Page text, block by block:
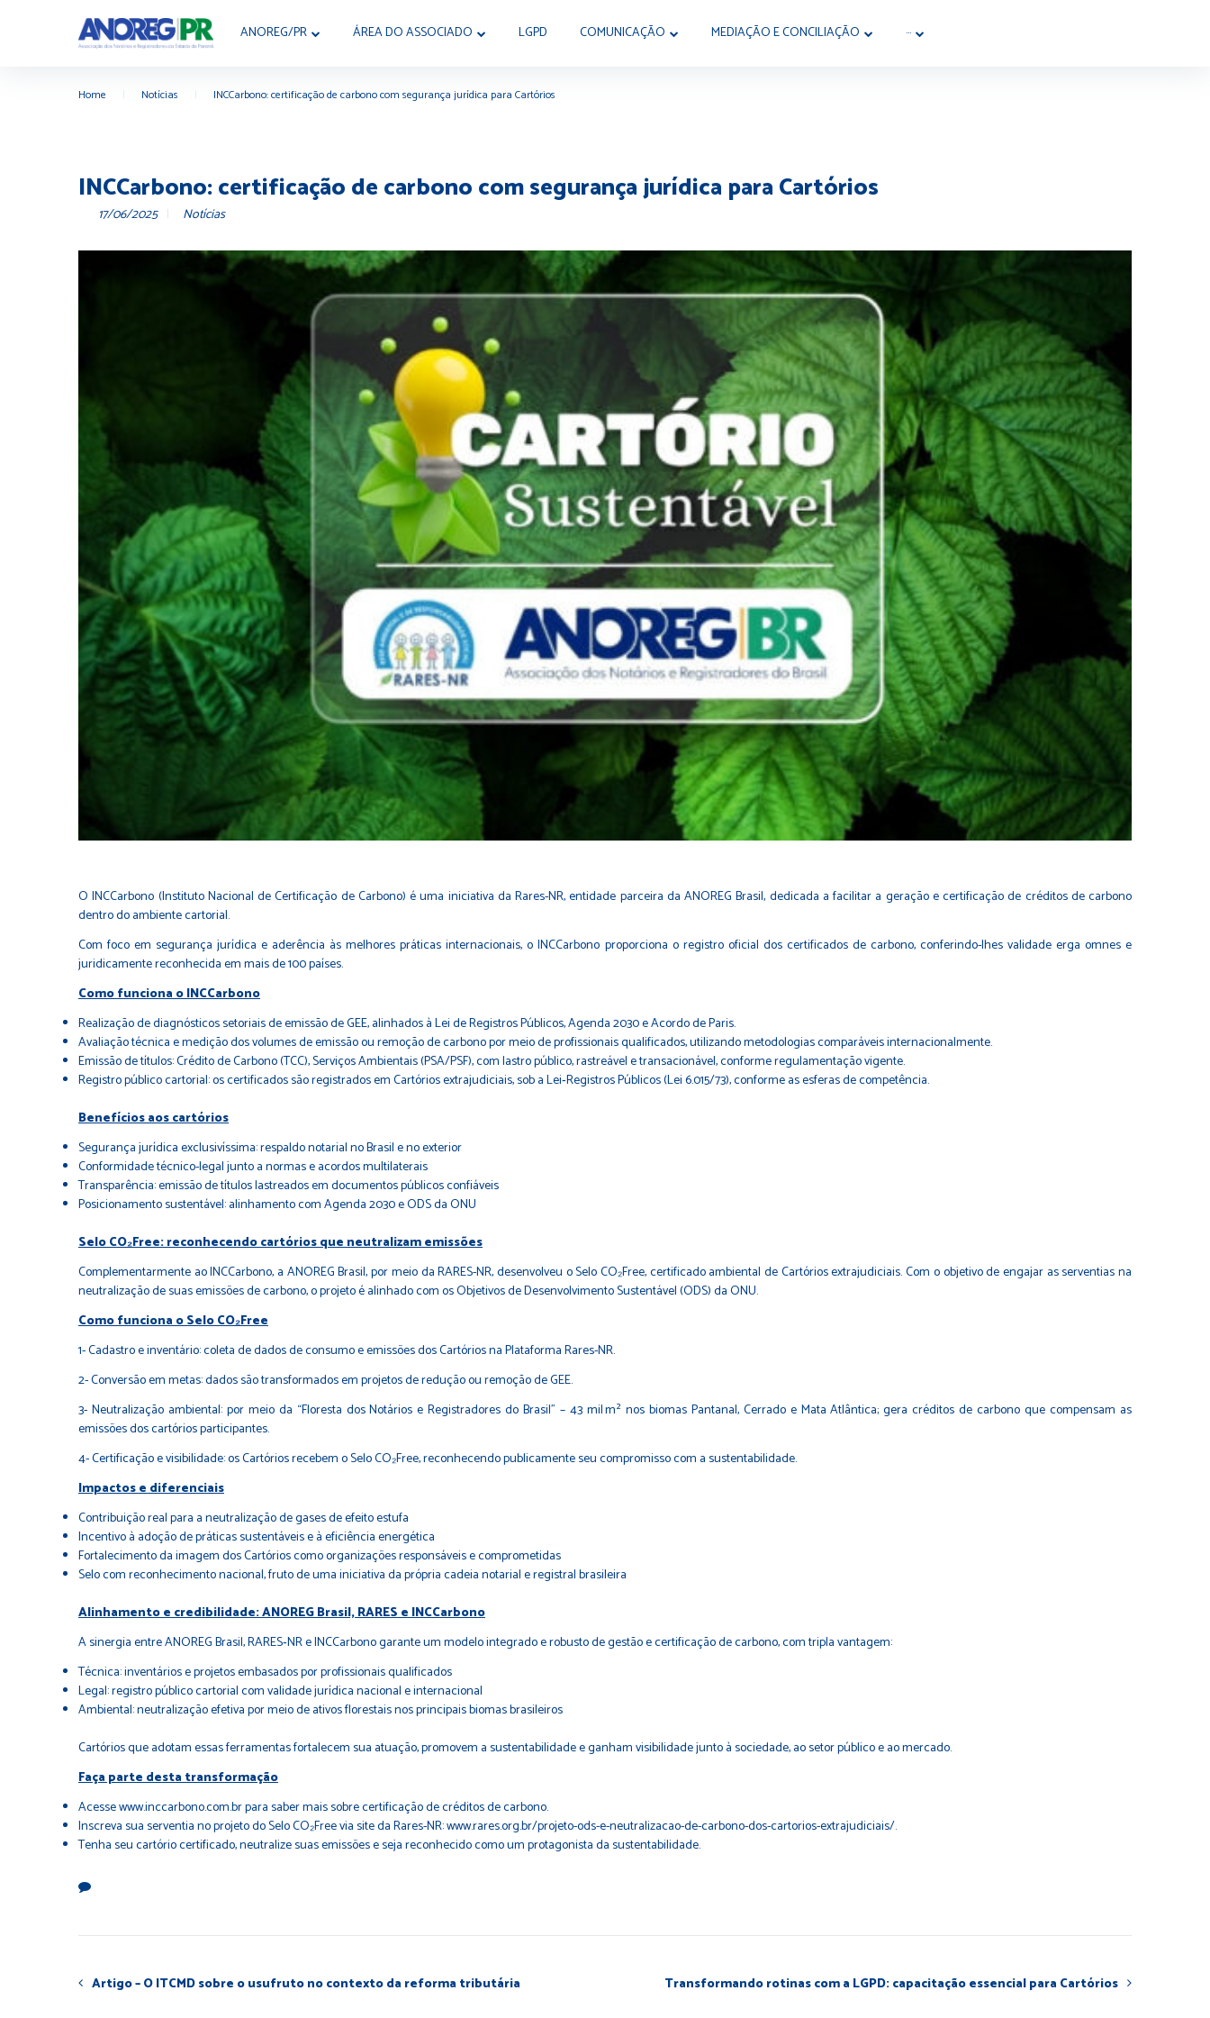
ANOREG/PR ÁREA DO ASSOCIADO LGPD COMUNICAÇÃO MEDIAÇÃO E CONCILIAÇÃO ···
Home Notícias INCCarbono: certificação de carbono com segurança jurídica para Cartórios
INCCarbono: certificação de carbono com segurança jurídica para Cartórios
17/06/2025 Notícias
O INCCarbono (Instituto Nacional de Certificação de Carbono) é uma iniciativa da Rares-NR, entidade parceira da ANOREG Brasil, dedicada a facilitar a geração e certificação de créditos de carbono
dentro do ambiente cartorial.
Com foco em segurança jurídica e aderência às melhores práticas internacionais, o INCCarbono proporciona o registro oficial dos certificados de carbono, conferindo-lhes validade erga omnes e
juridicamente reconhecida em mais de 100 países.
Como funciona o INCCarbono
Realização de diagnósticos setoriais de emissão de GEE, alinhados à Lei de Registros Públicos, Agenda 2030 e Acordo de Paris.
Avaliação técnica e medição dos volumes de emissão ou remoção de carbono por meio de profissionais qualificados, utilizando metodologias comparáveis internacionalmente.
Emissão de títulos: Crédito de Carbono (TCC), Serviços Ambientais (PSA/PSF), com lastro público, rastreável e transacionável, conforme regulamentação vigente.
Registro público cartorial: os certificados são registrados em Cartórios extrajudiciais, sob a Lei‑Registros Públicos (Lei 6.015/73), conforme as esferas de competência.
Benefícios aos cartórios
Segurança jurídica exclusivíssima: respaldo notarial no Brasil e no exterior
Conformidade técnico-legal junto a normas e acordos multilaterais
Transparência: emissão de títulos lastreados em documentos públicos confiáveis
Posicionamento sustentável: alinhamento com Agenda 2030 e ODS da ONU
Selo CO₂Free: reconhecendo cartórios que neutralizam emissões
Complementarmente ao INCCarbono, a ANOREG Brasil, por meio da RARES-NR, desenvolveu o Selo CO₂Free, certificado ambiental de Cartórios extrajudiciais. Com o objetivo de engajar as serventias na
neutralização de suas emissões de carbono, o projeto é alinhado com os Objetivos de Desenvolvimento Sustentável (ODS) da ONU.
Como funciona o Selo CO₂Free
1- Cadastro e inventário: coleta de dados de consumo e emissões dos Cartórios na Plataforma Rares-NR.
2- Conversão em metas: dados são transformados em projetos de redução ou remoção de GEE.
3- Neutralização ambiental: por meio da “Floresta dos Notários e Registradores do Brasil” – 43 mil m² nos biomas Pantanal, Cerrado e Mata Atlântica; gera créditos de carbono que compensam as
emissões dos cartórios participantes.
4- Certificação e visibilidade: os Cartórios recebem o Selo CO₂Free, reconhecendo publicamente seu compromisso com a sustentabilidade.
Impactos e diferenciais
Contribuição real para a neutralização de gases de efeito estufa
Incentivo à adoção de práticas sustentáveis e à eficiência energética
Fortalecimento da imagem dos Cartórios como organizações responsáveis e comprometidas
Selo com reconhecimento nacional, fruto de uma iniciativa da própria cadeia notarial e registral brasileira
Alinhamento e credibilidade: ANOREG Brasil, RARES e INCCarbono
A sinergia entre ANOREG Brasil, RARES‑NR e INCCarbono garante um modelo integrado e robusto de gestão e certificação de carbono, com tripla vantagem:
Técnica: inventários e projetos embasados por profissionais qualificados
Legal: registro público cartorial com validade jurídica nacional e internacional
Ambiental: neutralização efetiva por meio de ativos florestais nos principais biomas brasileiros
Cartórios que adotam essas ferramentas fortalecem sua atuação, promovem a sustentabilidade e ganham visibilidade junto à sociedade, ao setor público e ao mercado.
Faça parte desta transformação
Acessewww.inccarbono.com.brpara saber mais sobre certificação de créditos de carbono.
Inscreva sua serventia no projeto do Selo CO₂Free via site da Rares-NR:www.rares.org.br/projeto-ods-e-neutralizacao-de-carbono-dos-cartorios-extrajudiciais/.
Tenha seu cartório certificado, neutralize suas emissões e seja reconhecido como um protagonista da sustentabilidade.
Artigo – O ITCMD sobre o usufruto no contexto da reforma tributária Transformando rotinas com a LGPD: capacitação essencial para Cartórios